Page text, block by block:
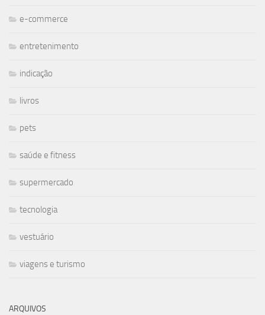
e-commerce
entretenimento
indicação
livros
pets
saúde e fitness
supermercado
tecnologia
vestuário
viagens e turismo
ARQUIVOS